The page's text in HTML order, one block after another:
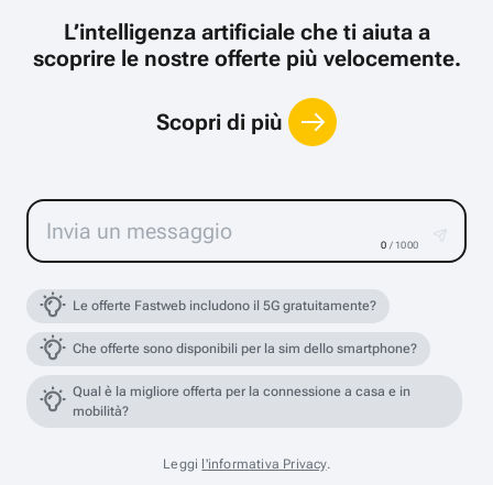
L’intelligenza artificiale che ti aiuta a
scoprire le nostre offerte più velocemente.
Scopri di più
0 / 1000
Le offerte Fastweb includono il 5G gratuitamente?
Che offerte sono disponibili per la sim dello smartphone?
Qual è la migliore offerta per la connessione a casa e in
mobilità?
Leggi l'informativa Privacy.